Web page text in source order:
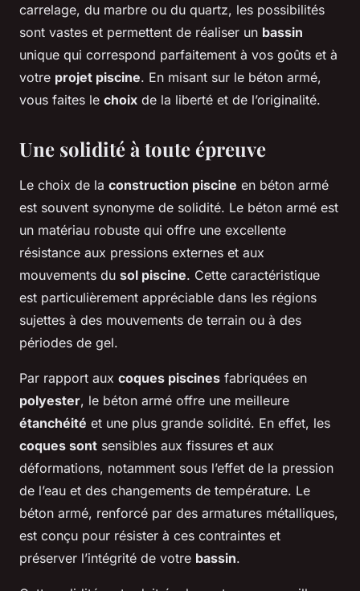
carrelage, du marbre ou du quartz, les possibilités
sont vastes et permettent de réaliser un bassin
unique qui correspond parfaitement à vos goûts et à
votre projet piscine. En misant sur le béton armé,
vous faites le choix de la liberté et de l’originalité.
Une solidité à toute épreuve
Le choix de la construction piscine en béton armé
est souvent synonyme de solidité. Le béton armé est
un matériau robuste qui offre une excellente
résistance aux pressions externes et aux
mouvements du sol piscine. Cette caractéristique
est particulièrement appréciable dans les régions
sujettes à des mouvements de terrain ou à des
périodes de gel.
Par rapport aux coques piscines fabriquées en
polyester, le béton armé offre une meilleure
étanchéité et une plus grande solidité. En effet, les
coques sont sensibles aux fissures et aux
déformations, notamment sous l’effet de la pression
de l’eau et des changements de température. Le
béton armé, renforcé par des armatures métalliques,
est conçu pour résister à ces contraintes et
préserver l’intégrité de votre bassin.